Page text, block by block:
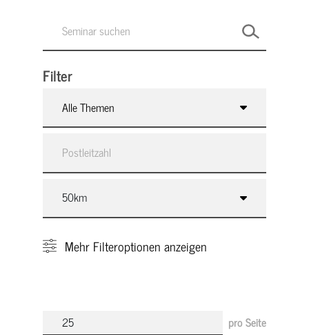
Filter
Alle Themen
Mehr Filteroptionen anzeigen
pro Seite